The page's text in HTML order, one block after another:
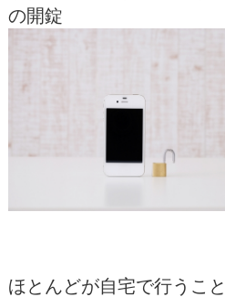
の開錠
ほとんどが自宅で行うこと